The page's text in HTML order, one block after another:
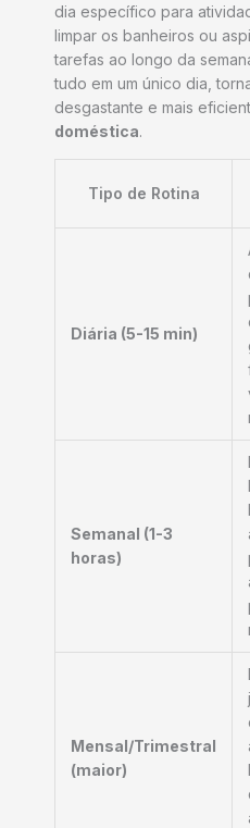
dia específico para
limpar os banheiros ou
tarefas ao longo da
tudo em um único dia,
desgastante e mais
doméstica.
Tipo de Rotina
Diária (5-15 min)
Semanal (1-3
horas)
Mensal/Trimestral
(maior)